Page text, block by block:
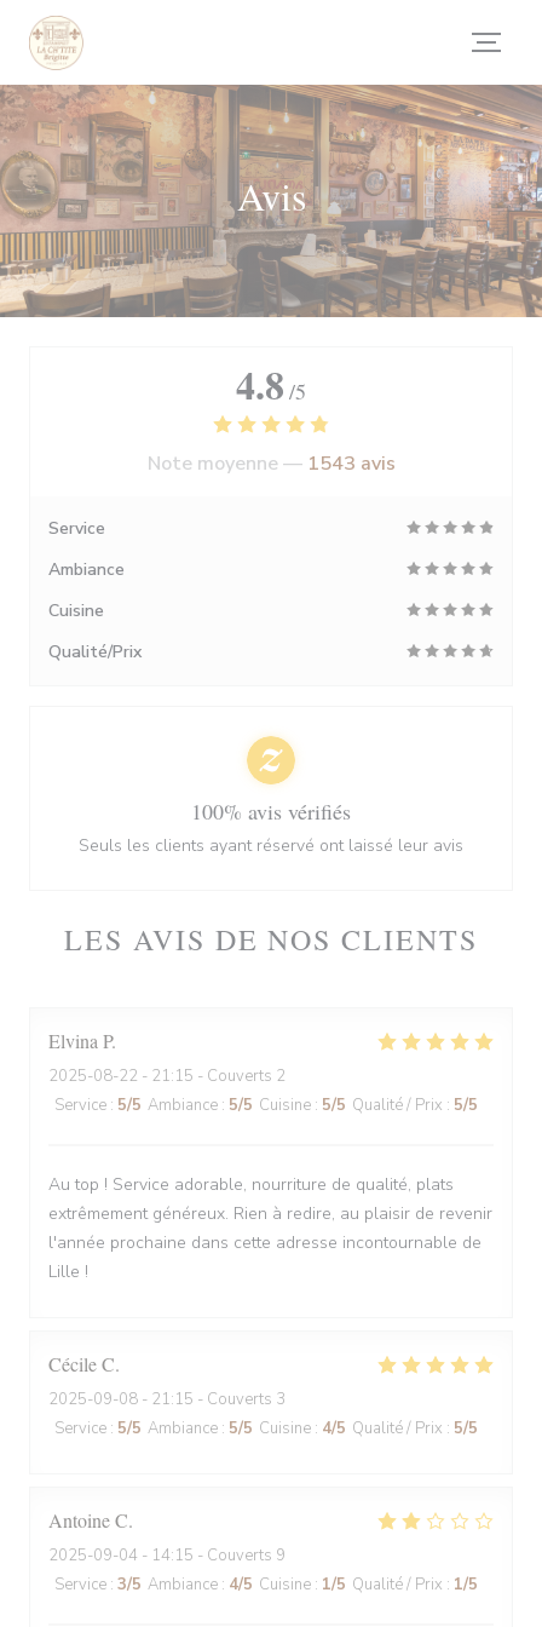
Personnalisation de vos choix en matière de cookies
Avis
LES AVIS DE NOS CLIENTS
Elvina P
2025-08-22 - 21:15 - Couverts 2
Service : 5/5 Ambiance : 5/5 Cuisine : 5/5 Qualité / Prix : 5/5
Au top ! Service adorable, nourriture de qualité, plats
extrêmement généreux. Rien à redire, au plaisir de revenir
l'année prochaine dans cette adresse incontournable de
Lille !
CécileC
2025-09-08 - 21:15 - Couverts 3
Service : 5/5 Ambiance : 5/5 Cuisine : 4/5 Qualité / Prix : 5/5
AntoineC
2025-09-04 - 14:15 - Couverts 9
Service : 3/5 Ambiance : 4/5 Cuisine : 1/5 Qualité / Prix : 1/5
4.8 /5
Note moyenne — 1543 avis
Service
Ambiance
Cuisine
Qualité/Prix
100% avis vérifiés
Seuls les clients ayant réservé ont laissé leur avis